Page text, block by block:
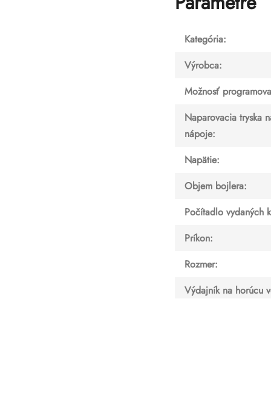
Kategória:
Výrobca:
Možnosť
Naparovacia tryska
nápoje:
Napätie:
Objem bojlera:
Počítadlo vydaných
Príkon:
Rozmer:
Výdajník na horúcu